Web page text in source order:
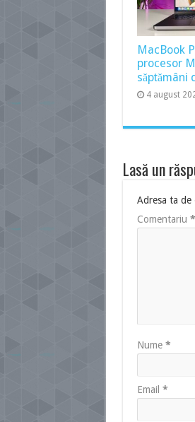
MacBook
procesor
săptămâni
4 august
Lasă un
Adresa ta de
Comentariu *
Nume *
Email *